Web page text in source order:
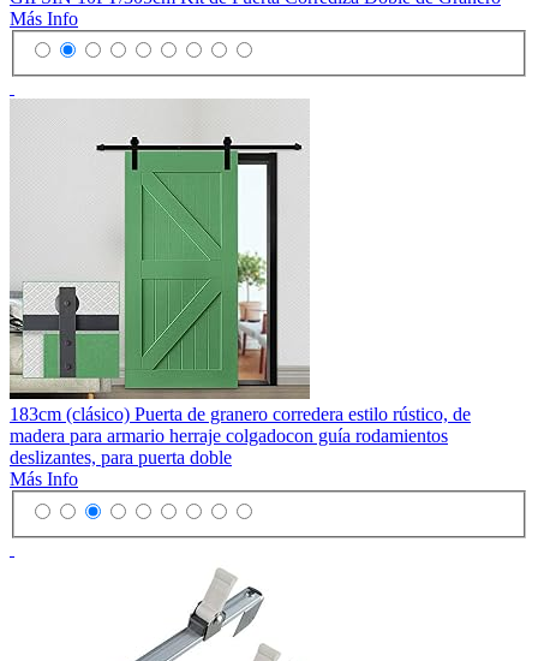
Más Info
183cm (clásico) Puerta de granero corredera estilo rústico, de
madera para armario herraje colgadocon guía rodamientos
deslizantes, para puerta doble
Más Info